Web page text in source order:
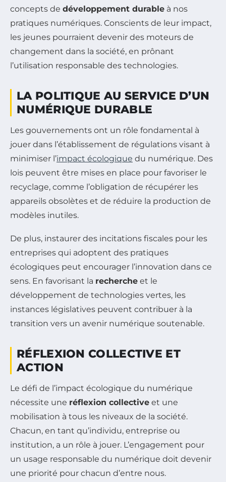
concepts de développement durable à nos
pratiques numériques. Conscients de leur impact,
les jeunes pourraient devenir des moteurs de
changement dans la société, en prônant
l’utilisation responsable des technologies.
LA POLITIQUE AU SERVICE D’UN
NUMÉRIQUE DURABLE
Les gouvernements ont un rôle fondamental à
jouer dans l’établissement de régulations visant à
minimiser l’impact écologique du numérique. Des
lois peuvent être mises en place pour favoriser le
recyclage, comme l’obligation de récupérer les
appareils obsolètes et de réduire la production de
modèles inutiles.
De plus, instaurer des incitations fiscales pour les
entreprises qui adoptent des pratiques
écologiques peut encourager l’innovation dans ce
sens. En favorisant la recherche et le
développement de technologies vertes, les
instances législatives peuvent contribuer à la
transition vers un avenir numérique soutenable.
RÉFLEXION COLLECTIVE ET
ACTION
Le défi de l’impact écologique du numérique
nécessite une réflexion collective et une
mobilisation à tous les niveaux de la société.
Chacun, en tant qu’individu, entreprise ou
institution, a un rôle à jouer. L’engagement pour
un usage responsable du numérique doit devenir
une priorité pour chacun d’entre nous.